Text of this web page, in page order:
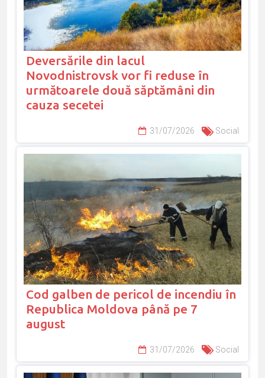
Deversările din lacul
Novodnistrovsk vor fi reduse în
următoarele două săptămâni din
cauza secetei
31/07/2026 Social
Cod galben de pericol de incendiu în
Republica Moldova până pe 7
august
31/07/2026 Social